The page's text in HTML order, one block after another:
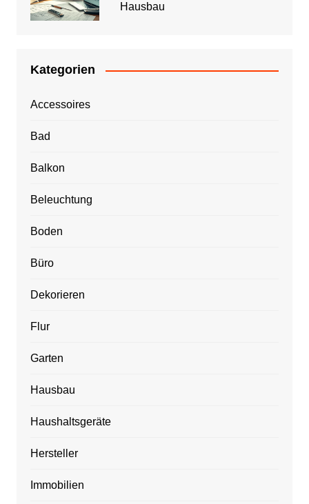
Hausbau
Kategorien
Accessoires
Bad
Balkon
Beleuchtung
Boden
Büro
Dekorieren
Flur
Garten
Hausbau
Haushaltsgeräte
Hersteller
Immobilien